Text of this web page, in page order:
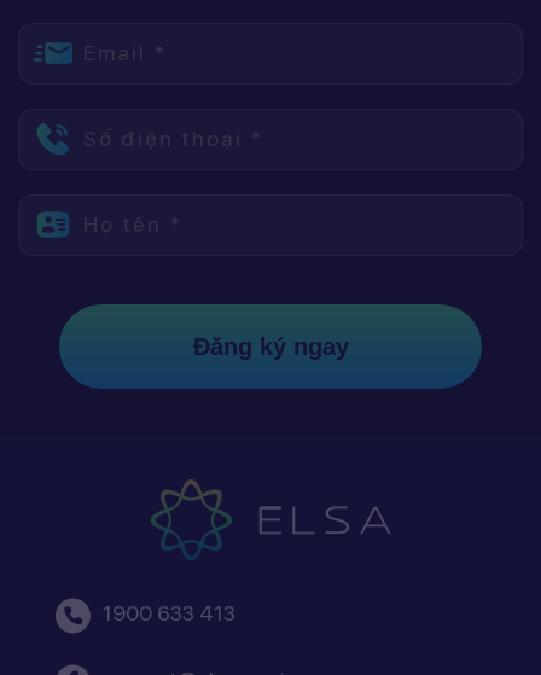
Email *
Số điện thoại *
Họ tên *
Đăng ký ngay
1900 633 413